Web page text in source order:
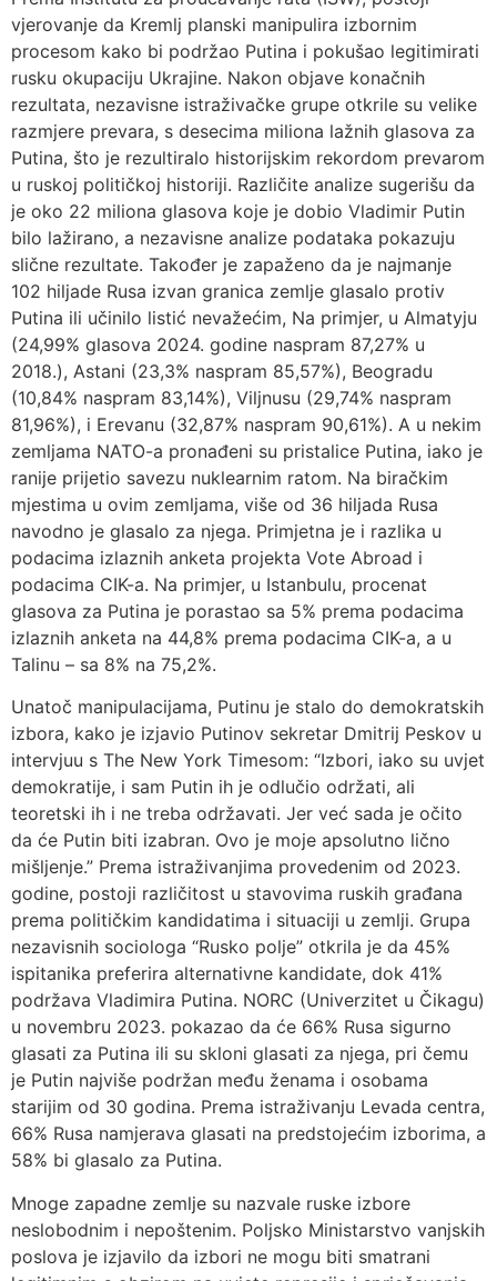
vjerovanje da Kremlj planski manipulira izbornim
procesom kako bi podržao Putina i pokušao legitimirati
rusku okupaciju Ukrajine. Nakon objave konačnih
rezultata, nezavisne istraživačke grupe otkrile su velike
razmjere prevara, s desecima miliona lažnih glasova za
Putina, što je rezultiralo historijskim rekordom prevarom
u ruskoj političkoj historiji. Različite analize sugerišu da
je oko 22 miliona glasova koje je dobio Vladimir Putin
bilo lažirano, a nezavisne analize podataka pokazuju
slične rezultate. Također je zapaženo da je najmanje
102 hiljade Rusa izvan granica zemlje glasalo protiv
Putina ili učinilo listić nevažećim, Na primjer, u Almatyju
(24,99% glasova 2024. godine naspram 87,27% u
2018.), Astani (23,3% naspram 85,57%), Beogradu
(10,84% naspram 83,14%), Viljnusu (29,74% naspram
81,96%), i Erevanu (32,87% naspram 90,61%). A u nekim
zemljama NATO-a pronađeni su pristalice Putina, iako je
ranije prijetio savezu nuklearnim ratom. Na biračkim
mjestima u ovim zemljama, više od 36 hiljada Rusa
navodno je glasalo za njega. Primjetna je i razlika u
podacima izlaznih anketa projekta Vote Abroad i
podacima CIK-a. Na primjer, u Istanbulu, procenat
glasova za Putina je porastao sa 5% prema podacima
izlaznih anketa na 44,8% prema podacima CIK-a, a u
Talinu – sa 8% na 75,2%.
Unatoč manipulacijama, Putinu je stalo do demokratskih
izbora, kako je izjavio Putinov sekretar Dmitrij Peskov u
intervjuu s The New York Timesom: “Izbori, iako su uvjet
demokratije, i sam Putin ih je odlučio održati, ali
teoretski ih i ne treba održavati. Jer već sada je očito
da će Putin biti izabran. Ovo je moje apsolutno lično
mišljenje.” Prema istraživanjima provedenim od 2023.
godine, postoji različitost u stavovima ruskih građana
prema političkim kandidatima i situaciji u zemlji. Grupa
nezavisnih sociologa “Rusko polje” otkrila je da 45%
ispitanika preferira alternativne kandidate, dok 41%
podržava Vladimira Putina. NORC (Univerzitet u Čikagu)
u novembru 2023. pokazao da će 66% Rusa sigurno
glasati za Putina ili su skloni glasati za njega, pri čemu
je Putin najviše podržan među ženama i osobama
starijim od 30 godina. Prema istraživanju Levada centra,
66% Rusa namjerava glasati na predstojećim izborima, a
58% bi glasalo za Putina.
Mnoge zapadne zemlje su nazvale ruske izbore
neslobodnim i nepoštenim. Poljsko Ministarstvo vanjskih
poslova je izjavilo da izbori ne mogu biti smatrani